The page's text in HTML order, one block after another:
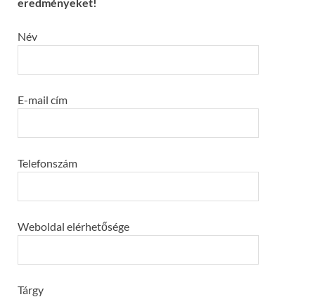
Név
E-mail cím
Telefonszám
Weboldal elérhetősége
Tárgy